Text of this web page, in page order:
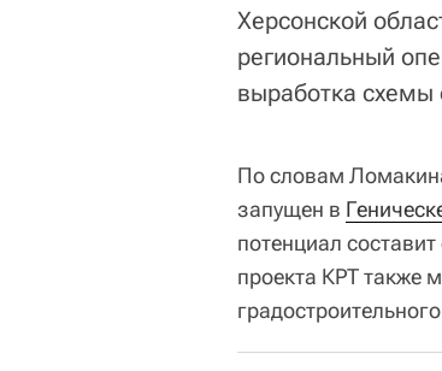
Херсонской
региональный
выработка схемы
По словам
запущен в
потенциал
проекта КРТ также